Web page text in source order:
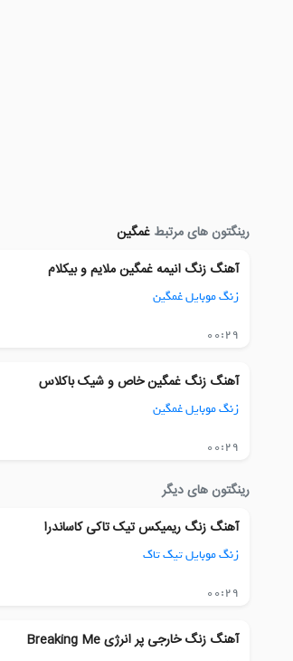
رینگتون های مرتبط غمگین
آهنگ زنگ انیمه غمگین ملایم و بیکلام
زنگ موبایل غمگین
00:29
آهنگ زنگ غمگین خاص و شیک باکلاس
زنگ موبایل غمگین
00:29
رینگتون های دیگر
آهنگ زنگ ریمیکس تیک تاکی کاساندرا
زنگ موبایل تیک تاک
00:29
آهنگ زنگ خارجی پر انرژی Breaking Me